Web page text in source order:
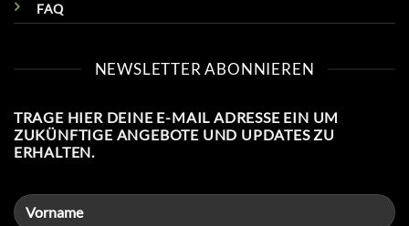
FAQ
NEWSLETTER ABONNIEREN
TRAGE HIER DEINE E-MAIL ADRESSE EIN UM
ZUKÜNFTIGE ANGEBOTE UND UPDATES ZU
ERHALTEN.